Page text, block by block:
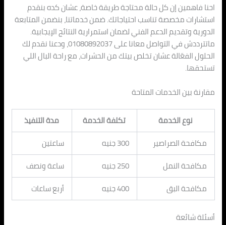
احنا فاهمين إن كل حالة محتاجة طريقة خاصة، عشان كده بنقدم
استشارات مخصصة تناسب احتياجاتك. ضمن خدماتنا، بنضمن المتابعة
الدورية وتقديم الدعم الفني لضمان استمرارية النتائج الإيجابية.
ماتترددش في التواصل معانا على 01080892037، ودعنا نقدم لك
الحلول الفعّالة عشان تخلص بيتك من الحشرات، مع راحة البال اللي
تستحقها.
مقارنة بين الخدمات المتاحة
نوع الخدمة تكلفة الخدمة
مدة التنفيذ
مكافحة الصراصير
300 جنيه
ساعتين
مكافحة النمل
250 جنيه
ساعة ونصف
مكافحة البق
400 جنيه أربع ساعات
أسئلة شائعة